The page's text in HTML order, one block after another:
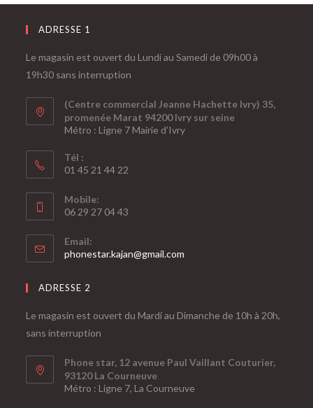
ADRESSE 1
Le magasin est ouvert du Lundi au Samedi de 09h00 à
19h30 sans interruption
(Centre commercial Jeanne Hachette Ivry) 35,
promenée Marat 94200 Ivry sur seine
Métro : Ligne 7 Mairie d’Ivry
Tél :
01 45 21 44 22
Mobile:
06 29 27 04 43
Email:
phonestar.kajan@gmail.com
ADRESSE 2
Le magasin est ouvert du Mardi au Dimanche de 10h à 20h,
sans interruption
Phone star, 12 avenue Paul Vaillant Couturier,
93120 La Courneuve
Métro : Ligne 7, La Courneuve